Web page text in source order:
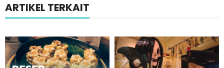
ARTIKEL TERKAIT